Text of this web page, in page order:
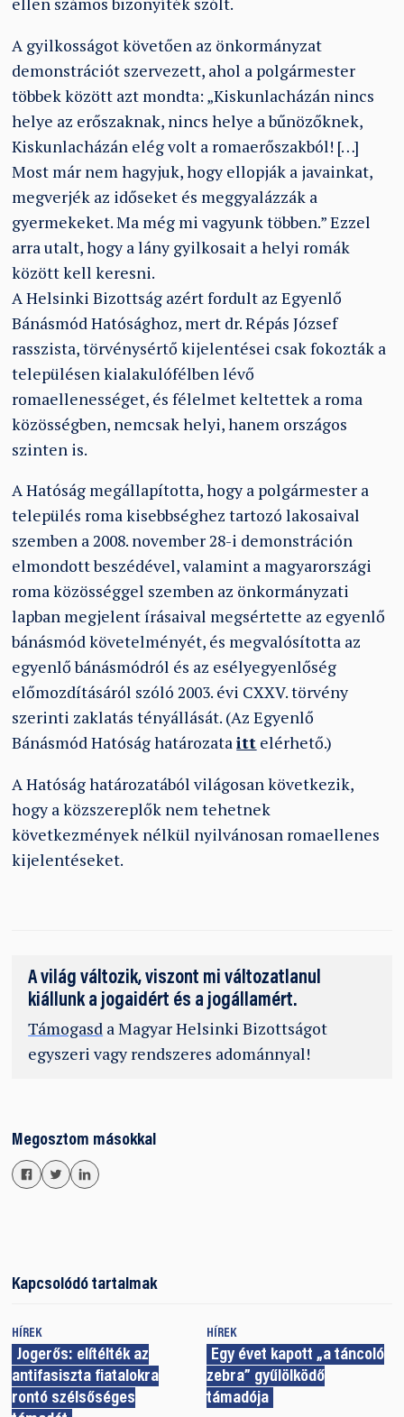
A gyilkosságot követően az önkormányzat
demonstrációt szervezett, ahol a polgármester
többek között azt mondta: „Kiskunlacházán nincs
helye az erőszaknak, nincs helye a bűnözőknek,
Kiskunlacházán elég volt a romaerőszakból! […]
Most már nem hagyjuk, hogy ellopják a javainkat,
megverjék az időseket és meggyalázzák a
gyermekeket. Ma még mi vagyunk többen.” Ezzel
arra utalt, hogy a lány gyilkosait a helyi romák
között kell keresni.
A Helsinki Bizottság azért fordult az Egyenlő
Bánásmód Hatósághoz, mert dr. Répás József
rasszista, törvénysértő kijelentései csak fokozták a
településen kialakulófélben lévő
romaellenességet, és félelmet keltettek a roma
közösségben, nemcsak helyi, hanem országos
szinten is.
A Hatóság megállapította, hogy a polgármester a
település roma kisebbséghez tartozó lakosaival
szemben a 2008. november 28-i demonstráción
elmondott beszédével, valamint a magyarországi
roma közösséggel szemben az önkormányzati
lapban megjelent írásaival megsértette az egyenlő
bánásmód követelményét, és megvalósította az
egyenlő bánásmódról és az esélyegyenlőség
előmozdításáról szóló 2003. évi CXXV. törvény
szerinti zaklatás tényállását. (Az Egyenlő
Bánásmód Hatóság határozataitt elérhető.)
A Hatóság határozatából világosan következik,
hogy a közszereplők nem tehetnek
következmények nélkül nyilvánosan romaellenes
kijelentéseket.
A világ változik, viszont mi változatlanul
kiállunk a jogaidért és a jogállamért.
Támogasd a Magyar Helsinki Bizottságot
egyszeri vagy rendszeres adománnyal!
Megosztom másokkal
Kapcsolódó tartalmak
HÍREK
Jogerős: elítélték az
antifasiszta fiatalokra
rontó szélsőséges
HÍREK
Egy évet kapott „a táncoló
zebra” gyűlölködő
támadója